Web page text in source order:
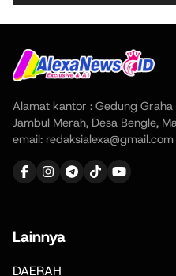
Alamat kantor : Gedung
Jambul Merah, Desa Bengle,
email:
Lainnya
DAERAH